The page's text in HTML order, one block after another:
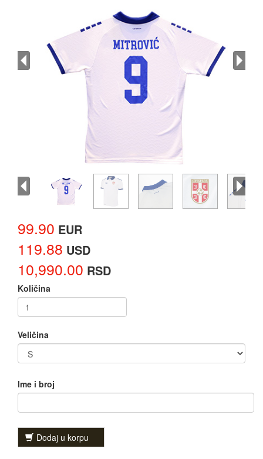
99.90 EUR
119.88 USD
10,990.00 RSD
Količina
Veličina
Ime i broj
Dodaj u korpu